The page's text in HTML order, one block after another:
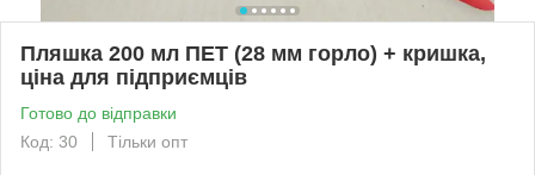
Пляшка 200 мл ПЕТ (28 мм горло) + кришка,
ціна для підприємців
Готово до відправки
Код: 30
Тільки опт